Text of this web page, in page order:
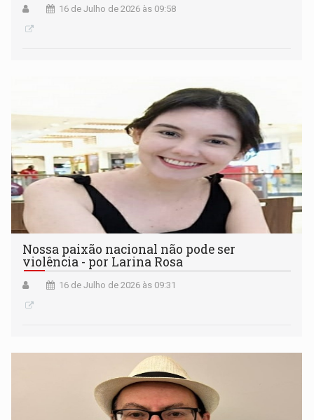
16 de Julho de 2026 às 09:58
Nossa paixão nacional não pode ser
violência - por Larina Rosa
16 de Julho de 2026 às 09:31